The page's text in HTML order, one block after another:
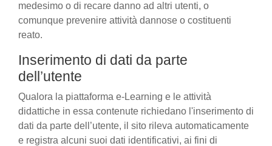
medesimo o di recare danno ad altri utenti, o
comunque prevenire attività dannose o costituenti
reato.
Inserimento di dati da parte
dell’utente
Qualora la piattaforma e-Learning e le attività
didattiche in essa contenute richiedano l'inserimento di
dati da parte dell’utente, il sito rileva automaticamente
e registra alcuni suoi dati identificativi, ai fini di